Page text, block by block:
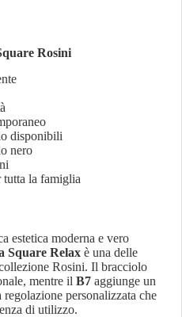
Rosini
disponibili
nero
la famiglia
estetica moderna e vero
Square Relax è una delle
Rosini. Il bracciolo
mentre ilB7 aggiunge un
personalizzata che
di utilizzo.